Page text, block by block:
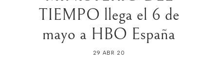
TIEMPO llega el 6 de
mayo a HBO España
29 ABR 20